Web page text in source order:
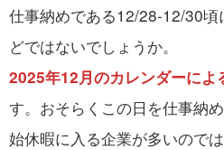
仕事納めである12/28-12/30頃
どではないでしょうか。
2025年12月のカレンダーによ
す。おそらくこの日を仕事納
始休暇に入る企業が多いのでは